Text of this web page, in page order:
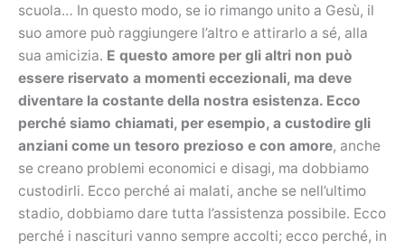
scuola… In questo modo, se io rimango unito a Gesù, il
suo amore può raggiungere l’altro e attirarlo a sé, alla
sua amicizia. E questo amore per gli altri non può
essere riservato a momenti eccezionali, ma deve
diventare la costante della nostra esistenza. Ecco
perché siamo chiamati, per esempio, a custodire gli
anziani come un tesoro prezioso e con amore, anche
se creano problemi economici e disagi, ma dobbiamo
custodirli. Ecco perché ai malati, anche se nell’ultimo
stadio, dobbiamo dare tutta l’assistenza possibile. Ecco
perché i nascituri vanno sempre accolti; ecco perché, in